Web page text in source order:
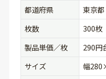
都道府県
東京都
枚数
300枚
製品単価／枚
290円
サイズ
幅